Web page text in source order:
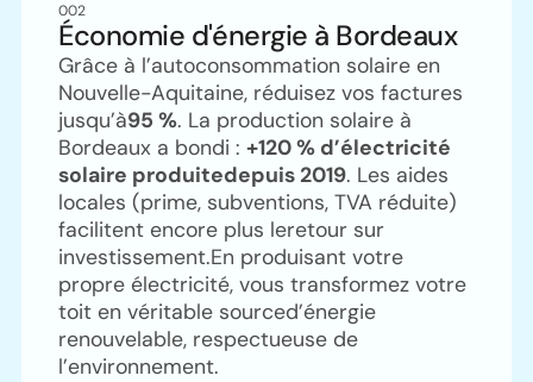
002
Économie d'énergie à Bordeaux
Grâce à l’autoconsommation solaire en
Nouvelle-Aquitaine, réduisez vos factures
jusqu’à95 %. La production solaire à
Bordeaux a bondi :+120 % d’électricité
solaire produitedepuis 2019. Les aides
locales (prime, subventions, TVA réduite)
facilitent encore plus leretour sur
investissement.En produisant votre
propre électricité, vous transformez votre
toit en véritable sourced’énergie
renouvelable, respectueuse de
l’environnement.